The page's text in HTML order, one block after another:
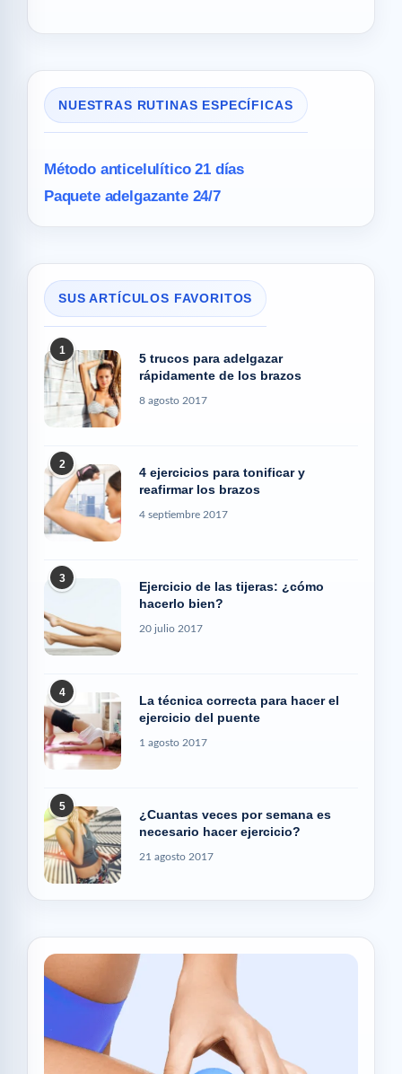
NUESTRAS RUTINAS ESPECÍFICAS
Método anticelulítico 21 días
Paquete adelgazante 24/7
SUS ARTÍCULOS FAVORITOS
1
5 trucos para adelgazar
rápidamente de los brazos
8 agosto 2017
2
4 ejercicios para tonificar y
reafirmar los brazos
4 septiembre 2017
3
Ejercicio de las tijeras: ¿cómo
hacerlo bien?
20 julio 2017
4
La técnica correcta para hacer el
ejercicio del puente
1 agosto 2017
5
¿Cuantas veces por semana es
necesario hacer ejercicio?
21 agosto 2017